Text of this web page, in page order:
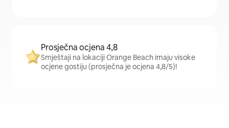
Prosječna ocjena 4,8
Smještaji na lokaciji Orange Beach imaju visoke
ocjene gostiju (prosječna je ocjena 4,8/5)!